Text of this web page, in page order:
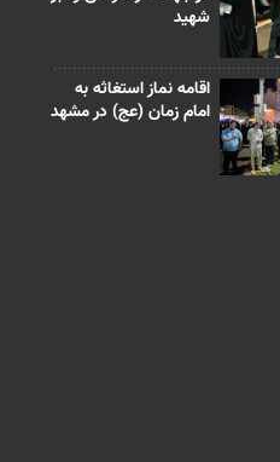
شهید
اقامه نماز استغاثه به
امام زمان (عج) در مشهد